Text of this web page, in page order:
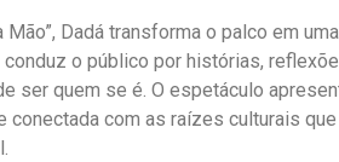
Mão”, Dadá transforma o palco em
conduz o público por histórias,
ser quem se é. O espetáculo
conectada com as raízes culturais